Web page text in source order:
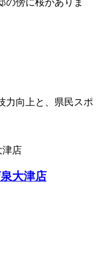
の傍に桜がありま
力向上と、県民スポ
大津店